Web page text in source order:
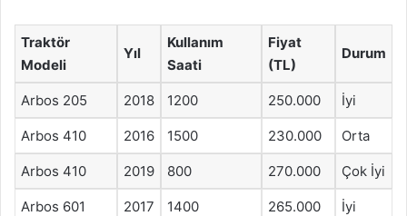
Traktör
Modeli
Yıl
Kullanım
Saati
Fiyat
(TL)
Durum
Arbos 205 2018 1200 250.000 İyi
Arbos 410 2016 1500 230.000 Orta
Arbos 410 2019 800 270.000 Çok İyi
Arbos 601 2017 1400 265.000 İyi